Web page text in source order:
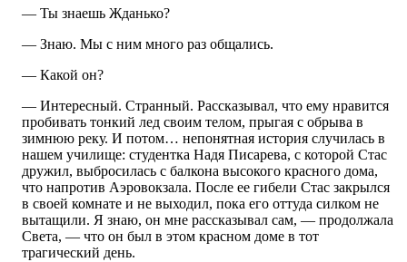
— Ты знаешь Жданько?
— Знаю. Мы с ним много раз общались.
— Какой он?
— Интересный. Странный. Рассказывал, что ему нравится
пробивать тонкий лед своим телом, прыгая с обрыва в
зимнюю реку. И потом… непонятная история случилась в
нашем училище: студентка Надя Писарева, с которой Стас
дружил, выбросилась с балкона высокого красного дома,
что напротив Аэровокзала. После ее гибели Стас закрылся
в своей комнате и не выходил, пока его оттуда силком не
вытащили. Я знаю, он мне рассказывал сам, — продолжала
Света, — что он был в этом красном доме в тот
трагический день.